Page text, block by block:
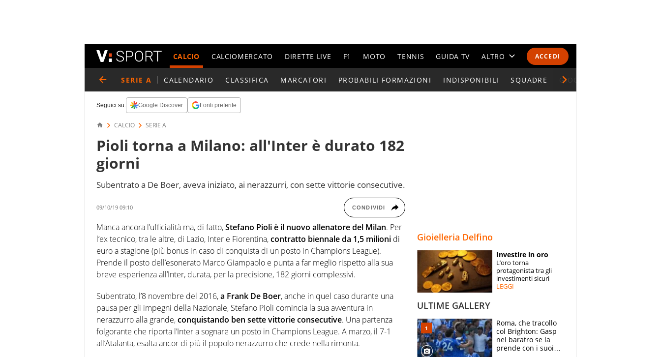
ACCEDI
CALCIO CALCIOMERCATO DIRETTE LIVE F1 MOTO TENNIS GUIDA TV ALTRO
CALENDARI E CLASSIFICHE
ESPERTI
CONTATTI
SERIE A CALENDARIO CLASSIFICA MARCATORI PROBABILI FORMAZIONI INDISPONIBILI SQUADRE GIOCATORI SERIE A
Seguici su: Google Discover Fonti preferite
CALCIO SERIE A
Pioli torna a Milano: all'Inter è durato 182
giorni
Subentrato a De Boer, aveva iniziato, ai nerazzurri, con sette vittorie consecutive.
09/10/19 09:10 CONDIVIDI
Manca ancora l’ufficialità ma, di fatto,Stefano Pioli è il nuovo allenatore del Milan. Per
l’ex tecnico, tra le altre, di Lazio, Inter e Fiorentina,contratto biennale da 1,5 milioni di
euro a stagione (più bonus in caso di conquista di un posto in Champions League).
Prende il posto dell’esonerato Marco Giampaolo e punta a far meglio rispetto alla sua
breve esperienza all’Inter, durata, per la precisione, 182 giorni complessivi.
Subentrato, l’8 novembre del 2016,a Frank De Boer, anche in quel caso durante una
pausa per gli impegni della Nazionale, Stefano Pioli comincia la sua avventura in
nerazzurro alla grande,conquistando ben sette vittorie consecutive. Una partenza
folgorante che riporta l’Inter a sognare un posto in Champions League. A marzo, il 7-1
all’Atalanta, esalta ancor di più il popolo nerazzurro che crede nella rimonta.
Gioielleria Delfino
Investire in oro
L’oro torna
protagonista tra gli
investimenti sicuri
LEGGI
ULTIME GALLERY
Roma, che tracollo
col Brighton: Gasp
nel baratro se la
prende con i suoi